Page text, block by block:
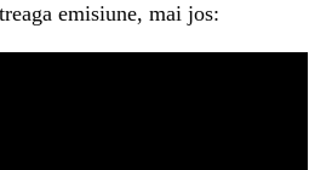
emisiune, mai jos: